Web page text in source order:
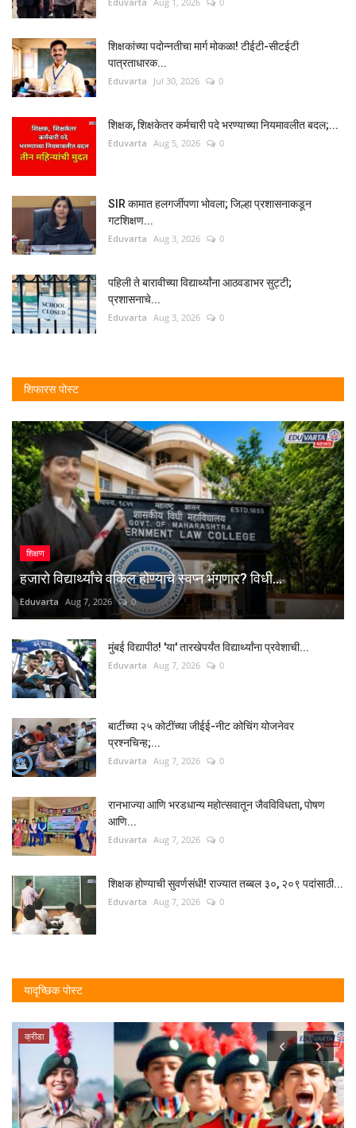
शिक्षकांच्या पदोन्नतीचा मार्ग मोकळा! टीईटी-सीटईटी
पात्रताधारक...
Eduvarta Jul 30, 2026 0
शिक्षक, शिक्षकेतर कर्मचारी पदे भरण्याच्या नियमावलीत बदल;...
Eduvarta Aug 5, 2026 0
SIR कामात हलगर्जीपणा भोवला; जिल्हा प्रशासनाकडून
गटशिक्षण...
Eduvarta Aug 3, 2026 0
पहिली ते बारावीच्या विद्यार्थ्यांना आठवडाभर सुट्टी;
प्रशासनाचे...
Eduvarta Aug 3, 2026 0
शिफारस पोस्ट
शिक्षण
हजारो विद्यार्थ्यांचे वकिल होण्याचे स्वप्न भंगणार? विधी...
Eduvarta Aug 7, 2026 0
मुंबई विद्यापीठ! 'या' तारखेपर्यंत विद्यार्थ्यांना प्रवेशाची...
Eduvarta Aug 7, 2026 0
बार्टीच्या २५ कोटींच्या जीईई-नीट कोचिंग योजनेवर
प्रश्नचिन्ह;...
Eduvarta Aug 7, 2026 0
रानभाज्या आणि भरडधान्य महोत्सवातून जैवविविधता, पोषण
आणि...
Eduvarta Aug 7, 2026 0
शिक्षक होण्याची सुवर्णसंधी! राज्यात तब्बल ३०, २०९ पदांसाठी...
Eduvarta Aug 7, 2026 0
यादृच्छिक पोस्ट
क्रीडा